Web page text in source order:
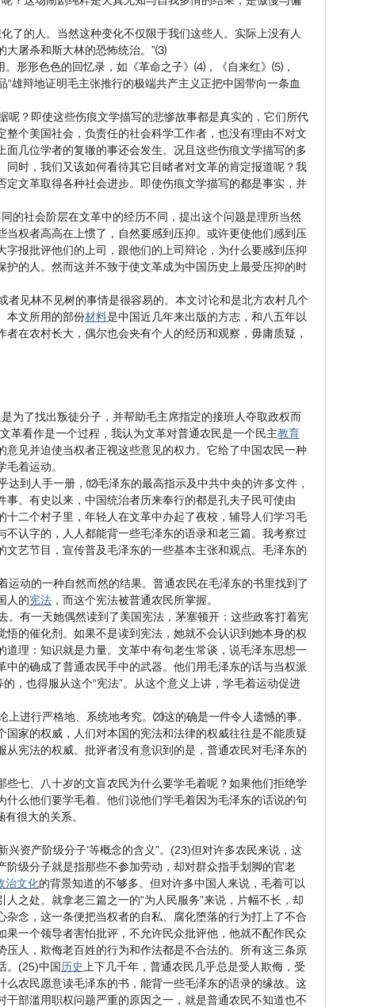
了的人。当然这种变化不仅限于我们这些人。实际上没有人
大屠杀和斯大林的恐怖统治。”⑶
。形形色色的回忆录，如《革命之子》⑷，《自来红》⑸，
雄辩地证明毛主张推行的极端共产主义正把中国带向一条血
？即使这些伤痕文学描写的悲惨故事都是真实的，它们所代
个美国社会，负责任的社会科学工作者，也没有理由不对文
几位学者的复辙的事还会发生。况且这些伤痕文学描写的多
同时，我们又该如何看待其它目睹者对文革的肯定报道呢？我
文革取得各种社会进步。即使伤痕文学描写的都是事实，并
社会阶层在文革中的经历不同，提出这个问题是理所当然
权者高高在上惯了，自然要感到压抑。或许更使他们感到压
报批评他们的上司，跟他们的上司辩论，为什么要感到压抑
的人。然而这并不致于使文革成为中国历史上最受压抑的时
见林不见树的事情是很容易的。本文讨论和是北方农村几个
本文所用的部份材料是中国近几年来出版的方志，和八五年以
在农村长大，偶尔也会夹有个人的经历和观察，毋庸质疑，
了找出叛徒分子，并帮助毛主席指定的接班人夺取政权而
革看作是一个过程，我认为文革对普通农民是一个民主教育
见并迫使当权者正视这些意见的权力。它给了中国农民一种
着运动。
到人手一册，⑿毛泽东的最高指示及中共中央的许多文件，
。有史以来，中国统治者历来奉行的都是孔夫子民可使由
二个村子里，年轻人在文革中办起了夜校，辅导人们学习毛
认字的，人人都能背一些毛泽东的语录和老三篇。我考察过
艺节目，宣传普及毛泽东的一些基本主张和观点。毛泽东的
动的一种自然而然的结果。普通农民在毛泽东的书里找到了
人的宪法 ，而这个宪法被普通农民所掌握。
有一天她偶然读到了美国宪法，茅塞顿开：这些政客打着宪
的催化剂。如果不是读到宪法，她就不会认识到她本身的权
理：知识就是力量。文革中有句老生常谈，说毛泽东思想一
的确成了普通农民手中的武器。他们用毛泽东的话与当权派
，也得服从这个“宪法”。从这个意义上讲，学毛着运动促进
进行严格地、系统地考究。⒇这的确是一件令人遗憾的事。
国家的权威，人们对本国的宪法和法律的权威往往是不能质疑
宪法的权威。批评者没有意识到的是，普通农民对毛泽东的
七、八十岁的文盲农民为什么要学毛着呢？如果他们拒绝学
什么他们要学毛着。他们说他们学毛着因为毛泽东的话说的句
很大的关系。
新兴资产阶级分子’等概念的含义”。(23)但对许多农民来说，这
级分子就是指那些不参加劳动，却对群众指手划脚的官老
治文化的背景知道的不够多。但对许多中国人来说，毛着可以
之处。就拿老三篇之一的“为人民服务”来说，片幅不长，却
念，这一条便把当权者的自私、腐化堕落的行为打上了不合
一个领导者害怕批评，不允许民众批评他，他就不配作民众
人，欺侮老百姓的行为和作法都是不合法的。所有这三条原
。(25)中国 历史 上下几千年，普通农民几乎总是受人欺侮，受
农民愿意读毛泽东的书，能背一些毛泽东的语录的缘故。这
部滥用职权问题严重的原因之一，就是普通农民不知道也不